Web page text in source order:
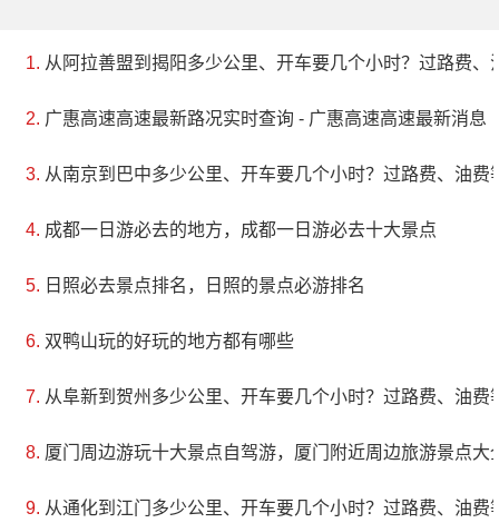
从阿拉善盟到揭阳多少公里、开车要几个小时？过路费、
广惠高速高速最新路况实时查询 - 广惠高速高速最新消息
从南京到巴中多少公里、开车要几个小时？过路费、油费
成都一日游必去的地方，成都一日游必去十大景点
日照必去景点排名，日照的景点必游排名
双鸭山玩的好玩的地方都有哪些
从阜新到贺州多少公里、开车要几个小时？过路费、油费
厦门周边游玩十大景点自驾游，厦门附近周边旅游景点大
从通化到江门多少公里、开车要几个小时？过路费、油费